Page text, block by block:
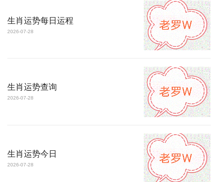
生肖运势每日运程
2026-07-28
生肖运势查询
2026-07-28
生肖运势今日
2026-07-28